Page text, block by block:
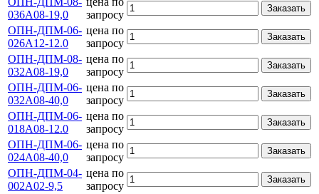
036А08-19,0
запросу
Заказать
ОПН-ДПМ-06-
026А12-12.0
цена по
запросу
Заказать
ОПН-ДПМ-08-
032А08-19,0
цена по
запросу
Заказать
ОПН-ДПМ-06-
032А08-40,0
цена по
запросу
Заказать
ОПН-ДПМ-06-
018А08-12.0
цена по
запросу
Заказать
ОПН-ДПМ-06-
024А08-40,0
цена по
запросу
Заказать
ОПН-ДПМ-04-
002А02-9,5
цена по
запросу
Заказать